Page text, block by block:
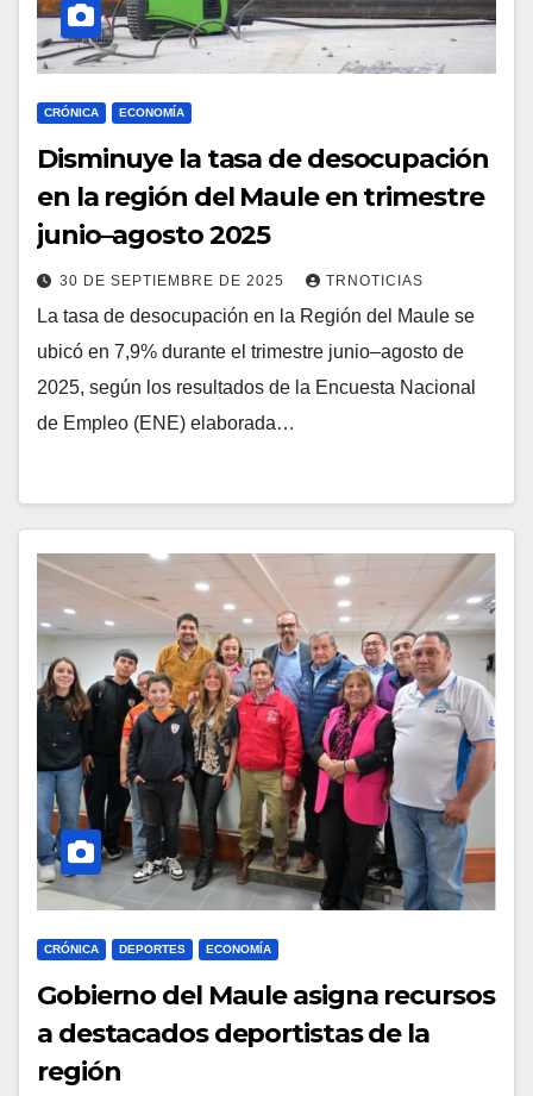
CRÓNICA ECONOMÍA
Disminuye la tasa de desocupación
en la región del Maule en trimestre
junio–agosto 2025
30 DE SEPTIEMBRE DE 2025 TRNOTICIAS
La tasa de desocupación en la Región del Maule se
ubicó en 7,9% durante el trimestre junio–agosto de
2025, según los resultados de la Encuesta Nacional
de Empleo (ENE) elaborada…
CRÓNICA DEPORTES ECONOMÍA
Gobierno del Maule asigna recursos
a destacados deportistas de la
región